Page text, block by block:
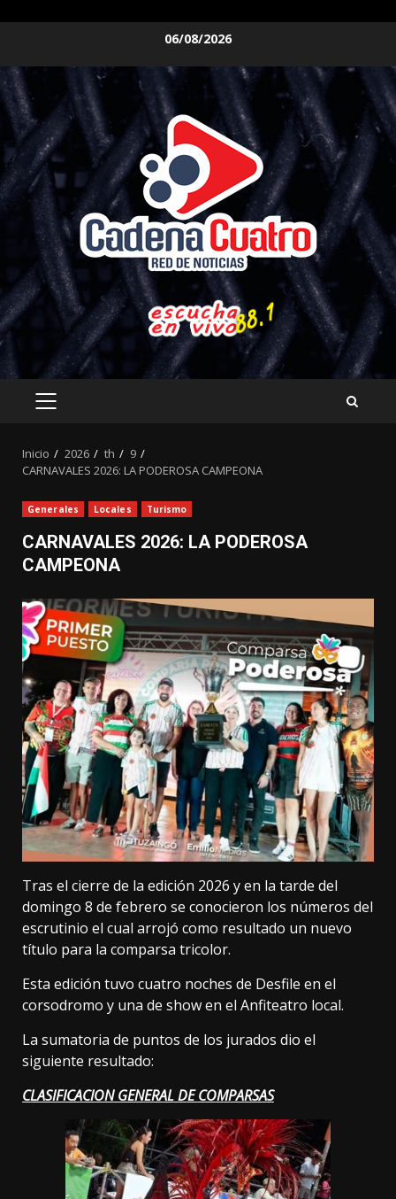
contenido
06/08/2026
MENÚ
Inicio 2026 th
9
CARNAVALES 2026: LA PODEROSA CAMPEONA
Generales Locales Turismo
CARNAVALES 2026: LA PODEROSA
CAMPEONA
Tras el cierre de la edición 2026 y en la tarde del
domingo 8 de febrero se conocieron los números del
escrutinio el cual arrojó como resultado un nuevo
título para la comparsa tricolor.
Esta edición tuvo cuatro noches de Desfile en el
corsodromo y una de show en el Anfiteatro local.
La sumatoria de puntos de los jurados dio el
siguiente resultado:
CLASIFICACION GENERAL DE COMPARSAS